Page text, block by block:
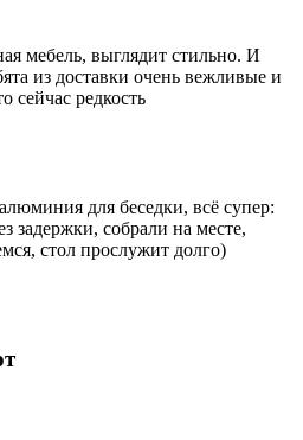
мебель, выглядит стильно. И
из доставки очень вежливые и
сейчас редкость
для беседки, всё супер:
задержки, собрали на месте,
стол прослужит долго)